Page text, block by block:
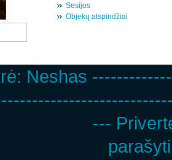
Sesijos
Objekų atspindžiai
Neshas
---